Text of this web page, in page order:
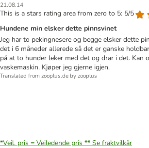
21.08.14
This is a stars rating area from zero to 5: 5/5
Hundene min elsker dette pinnsvinet
Jeg har to pekingnesere og begge elsker dette
det i 6 måneder allerede så det er ganske
på at to hunder leker med det og drar i det. Kan
vaskemaskin. Kjøper jeg gjerne igjen.
Translated from zooplus.de by zooplus
*Veil. pris = Veiledende pris ** Se fraktvilkår